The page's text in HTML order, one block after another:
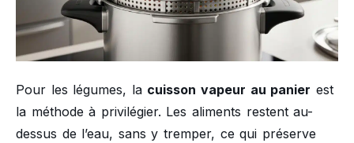
Pour les légumes, la cuisson vapeur au panier est
la méthode à privilégier. Les aliments restent au-
dessus de l’eau, sans y tremper, ce qui préserve